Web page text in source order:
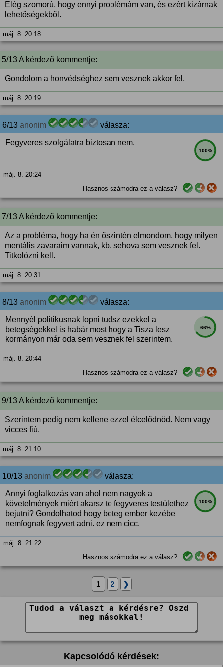
Elég szomorú, hogy ennyi problémám van, és ezért kizárnak
lehetőségekből.
máj. 8. 20:18
5/13 A kérdező kommentje:
Gondolom a honvédséghez sem vesznek akkor fel.
máj. 8. 20:19
6/13 anonim válasza:
100%
Fegyveres szolgálatra biztosan nem.
máj. 8. 20:24
Hasznos számodra ez a válasz?
7/13 A kérdező kommentje:
Az a probléma, hogy ha én őszintén elmondom, hogy milyen
mentális zavaraim vannak, kb. sehova sem vesznek fel.
Titkolózni kell.
máj. 8. 20:31
8/13 anonim válasza:
66%
Mennyél politikusnak lopni tudsz ezekkel a
betegségekkel is habár most hogy a Tisza lesz
kormányon már oda sem vesznek fel szerintem.
máj. 8. 20:44
Hasznos számodra ez a válasz?
9/13 A kérdező kommentje:
Szerintem pedig nem kellene ezzel élcelődnöd. Nem vagy
vicces fiú.
máj. 8. 21:10
10/13 anonim válasza:
100%
Annyi foglalkozás van ahol nem nagyok a
követelmények miért akarsz te fegyveres testülethez
bejutni? Gondolhatod hogy beteg ember kezébe
nemfognak fegyvert adni. ez nem cicc.
máj. 8. 21:22
Hasznos számodra ez a válasz?
1 2 ❯
Kapcsolódó kérdések: